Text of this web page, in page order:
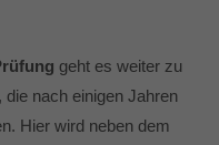
geht es weiter zu
, die nach einigen Jahren
Hier wird neben dem